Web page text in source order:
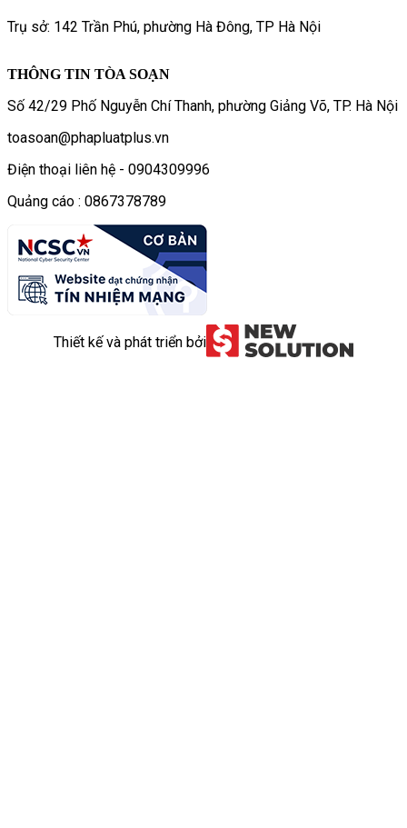
Trụ sở: 142 Trần Phú, phường Hà Đông, TP Hà Nội
THÔNG TIN TÒA SOẠN
Số 42/29 Phố Nguyễn Chí Thanh, phường Giảng Võ, TP. Hà Nội
toasoan@phapluatplus.vn
Điện thoại liên hệ - 0904309996
Quảng cáo : 0867378789
Thiết kế và phát triển bởi